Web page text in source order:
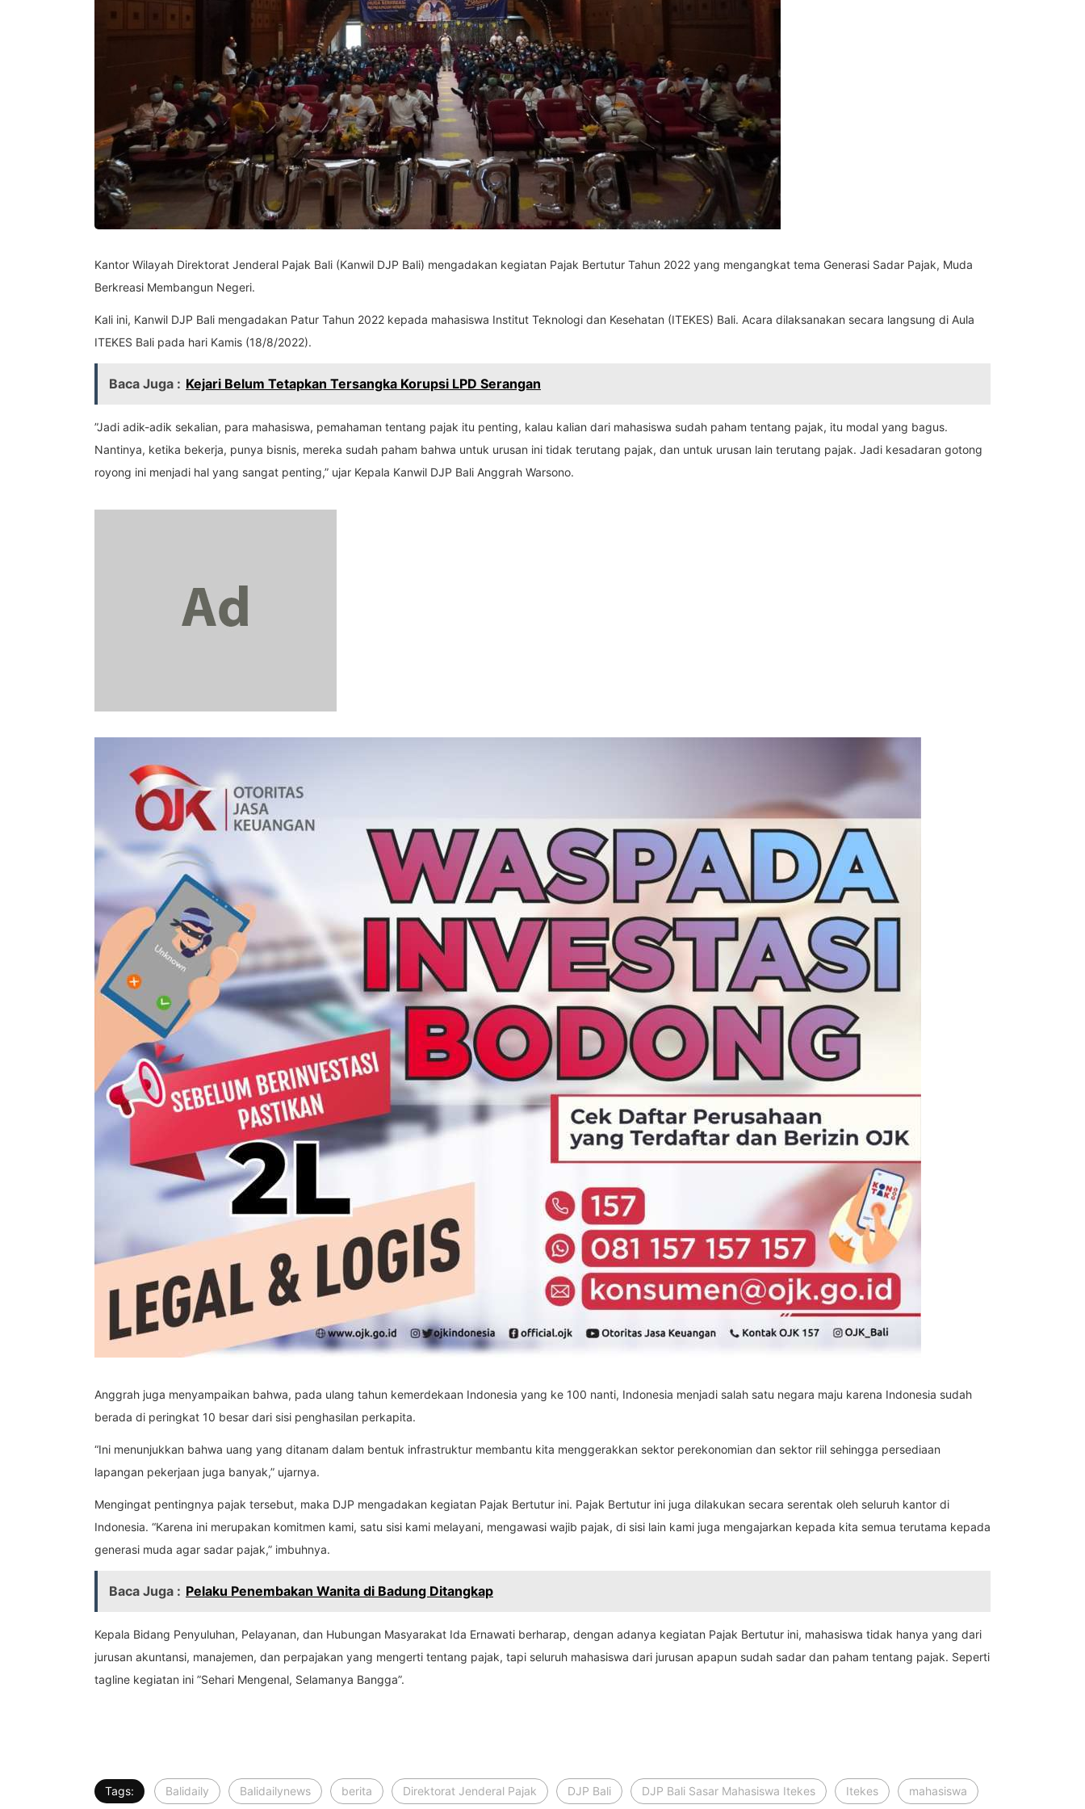
Kantor Wilayah Direktorat Jenderal Pajak Bali (Kanwil DJP Bali) mengadakan kegiatan Pajak Bertutur Tahun 2022 yang mengangkat tema Generasi Sadar Pajak, Muda
Berkreasi Membangun Negeri.
Kali ini, Kanwil DJP Bali mengadakan Patur Tahun 2022 kepada mahasiswa Institut Teknologi dan Kesehatan (ITEKES) Bali. Acara dilaksanakan secara langsung di Aula
ITEKES Bali pada hari Kamis (18/8/2022).
Baca Juga : Kejari Belum Tetapkan Tersangka Korupsi LPD Serangan
”Jadi adik-adik sekalian, para mahasiswa, pemahaman tentang pajak itu penting, kalau kalian dari mahasiswa sudah paham tentang pajak, itu modal yang bagus.
Nantinya, ketika bekerja, punya bisnis, mereka sudah paham bahwa untuk urusan ini tidak terutang pajak, dan untuk urusan lain terutang pajak. Jadi kesadaran gotong
royong ini menjadi hal yang sangat penting,” ujar Kepala Kanwil DJP Bali Anggrah Warsono.
Anggrah juga menyampaikan bahwa, pada ulang tahun kemerdekaan Indonesia yang ke 100 nanti, Indonesia menjadi salah satu negara maju karena Indonesia sudah
berada di peringkat 10 besar dari sisi penghasilan perkapita.
“Ini menunjukkan bahwa uang yang ditanam dalam bentuk infrastruktur membantu kita menggerakkan sektor perekonomian dan sektor riil sehingga persediaan
lapangan pekerjaan juga banyak,” ujarnya.
Mengingat pentingnya pajak tersebut, maka DJP mengadakan kegiatan Pajak Bertutur ini. Pajak Bertutur ini juga dilakukan secara serentak oleh seluruh kantor di
Indonesia. “Karena ini merupakan komitmen kami, satu sisi kami melayani, mengawasi wajib pajak, di sisi lain kami juga mengajarkan kepada kita semua terutama kepada
generasi muda agar sadar pajak,” imbuhnya.
Baca Juga : Pelaku Penembakan Wanita di Badung Ditangkap
Kepala Bidang Penyuluhan, Pelayanan, dan Hubungan Masyarakat Ida Ernawati berharap, dengan adanya kegiatan Pajak Bertutur ini, mahasiswa tidak hanya yang dari
jurusan akuntansi, manajemen, dan perpajakan yang mengerti tentang pajak, tapi seluruh mahasiswa dari jurusan apapun sudah sadar dan paham tentang pajak. Seperti
tagline kegiatan ini ”Sehari Mengenal, Selamanya Bangga”.
Tags: Balidaily Balidailynews berita Direktorat Jenderal Pajak DJP Bali DJP Bali Sasar Mahasiswa Itekes Itekes mahasiswa